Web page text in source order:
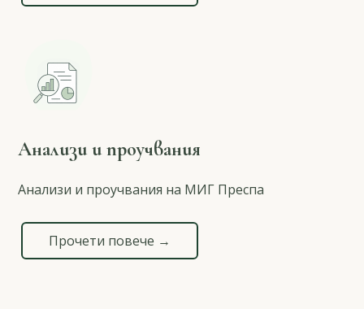
Анализи и проучвания
Анализи и проучвания на МИГ Преспа
Прочети повече →